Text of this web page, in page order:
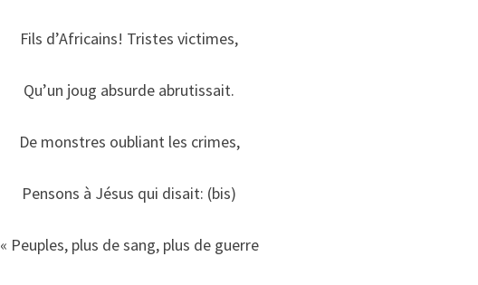
Fils d’Africains! Tristes victimes,
Qu’un joug absurde abrutissait.
De monstres oubliant les crimes,
Pensons à Jésus qui disait: (bis)
« Peuples, plus de sang, plus de guerre